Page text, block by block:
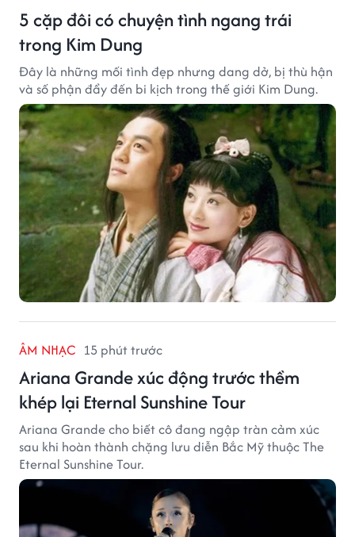
5 cặp đôi có chuyện tình ngang trái
trong Kim Dung
Đây là những mối tình đẹp nhưng dang dở, bị thù hận
và số phận đẩy đến bi kịch trong thế giới Kim Dung.
ÂM NHẠC 15 phút trước
Ariana Grande xúc động trước thềm
khép lại Eternal Sunshine Tour
Ariana Grande cho biết cô đang ngập tràn cảm xúc
sau khi hoàn thành chặng lưu diễn Bắc Mỹ thuộc The
Eternal Sunshine Tour.